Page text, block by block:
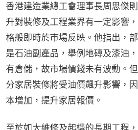
香港建造業總工會理事長周思傑
升對裝修及工程業界有一定影響
格般即時於市場反映。他指出，
是石油副產品，舉例地磚及漆油
有倉儲，故市場價錢未有波動。
分家居裝修將受油價飆升影響，
本增加，提升家居報價。
至於如大維修及起樓的長期工程